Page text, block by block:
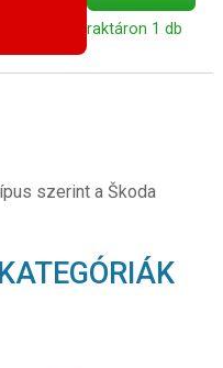
raktáron 1 db
szerint a Škoda